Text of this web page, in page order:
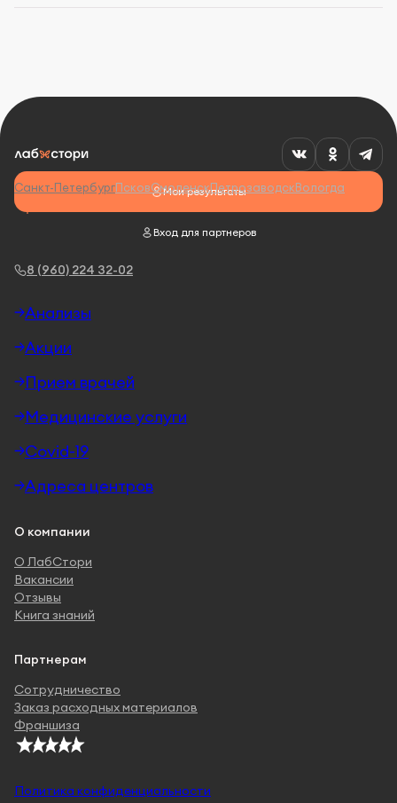
8 (960) 224 32-02
Мои результаты
Вход для партнеров
Санкт-ПетербургПсковСмоленскПетрозаводскВологда
Анализы
Акции
Прием врачей
Медицинские услуги
Covid-19
Адреса центров
О компании
О ЛабСтори
Вакансии
Отзывы
Книга знаний
Партнерам
Сотрудничество
Заказ расходных материалов
Франшиза
Политика конфиденциальности